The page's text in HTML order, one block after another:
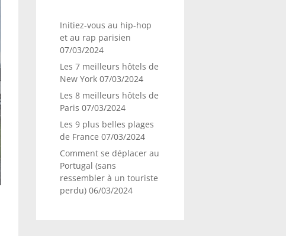
Initiez-vous au hip-hop
et au rap parisien
07/03/2024
Les 7 meilleurs hôtels de
New York 07/03/2024
Les 8 meilleurs hôtels de
Paris 07/03/2024
Les 9 plus belles plages
de France 07/03/2024
Comment se déplacer au
Portugal (sans
ressembler à un touriste
perdu) 06/03/2024